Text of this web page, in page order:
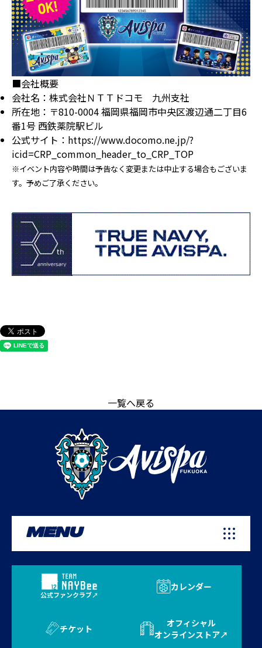
■会社概要
会社名：株式会社ＮＴＴドコモ 九州支社
所在地：〒810-0004 福岡県福岡市中央区渡辺通二丁目6
番1号 西鉄薬院駅ビル
公式サイト：https://www.docomo.ne.jp/?
icid=CRP_common_header_to_CRP_TOP
※イベント内容や時間は予告なく変更または中止する場合もございま
す。予めご了承ください。
一覧へ戻る
MENU
公式ファンクラブ
カレンダー
チケット
オフィシャル
オンラインストア